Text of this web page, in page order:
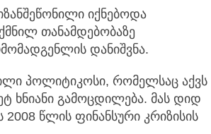
იქნებოდა
თანამდებობაზე
დანიშვნა.
პოლიტიკოსი, რომელსაც აქვს
ხნიანი გამოცდილება. მას დიდ
წლის ფინანსური კრიზისის